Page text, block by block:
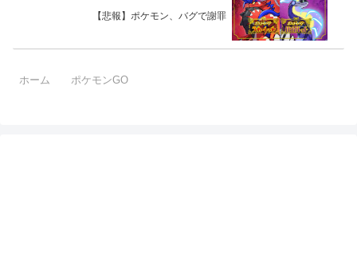
【悲報】ポケモン、バグで謝罪
ホーム ポケモンGO